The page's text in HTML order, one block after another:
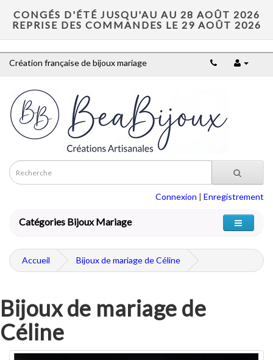
CONGÉS D'ÉTÉ JUSQU'AU AU 28 AOÛT 2026
REPRISE DES COMMANDES LE 29 AOÛT 2026
Création française de bijoux mariage
Connexion | Enregistrement
Catégories Bijoux Mariage
Accueil Bijoux de mariage de Céline
Bijoux de mariage de
Céline